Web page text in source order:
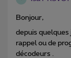
Bonjour,
depuis quelques
rappel ou de
décodeurs .